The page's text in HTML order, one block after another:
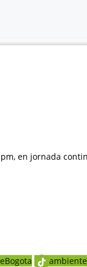
en jornada